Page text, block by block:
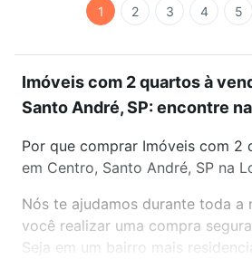
1 2 3 4 5
Imóveis com 2 quartos à
Santo André, SP: encontre
Por que comprar Imóveis com 2
em Centro, Santo André, SP na
Nós te ajudamos durante toda a
você realizar uma compra
Seja em um bairro mais